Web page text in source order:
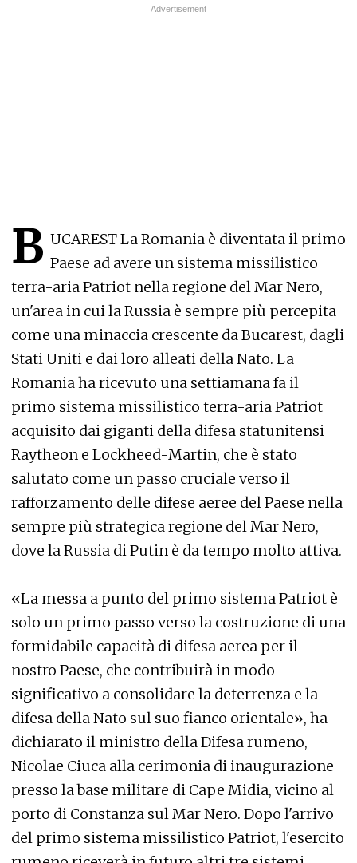
B UCAREST La Romania è diventata il primo
Paese ad avere un sistema missilistico
terra-aria Patriot nella regione del Mar Nero,
un'area in cui la Russia è sempre più percepita
come una minaccia crescente da Bucarest, dagli
Stati Uniti e dai loro alleati della Nato. La
Romania ha ricevuto una settiamana fa il
primo sistema missilistico terra-aria Patriot
acquisito dai giganti della difesa statunitensi
Raytheon e Lockheed-Martin, che è stato
salutato come un passo cruciale verso il
rafforzamento delle difese aeree del Paese nella
sempre più strategica regione del Mar Nero,
dove la Russia di Putin è da tempo molto attiva.
«La messa a punto del primo sistema Patriot è
solo un primo passo verso la costruzione di una
formidabile capacità di difesa aerea per il
nostro Paese, che contribuirà in modo
significativo a consolidare la deterrenza e la
difesa della Nato sul suo fianco orientale», ha
dichiarato il ministro della Difesa rumeno,
Nicolae Ciuca alla cerimonia di inaugurazione
presso la base militare di Cape Midia, vicino al
porto di Constanza sul Mar Nero. Dopo l'arrivo
del primo sistema missilistico Patriot, l'esercito